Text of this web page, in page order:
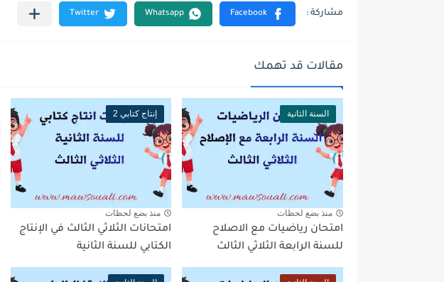
مقالات قد تهمك
السنة الثانية
منذ بضع لحظات
امتحان رياضيات مع الاصلاح
للسنة الرابعة الثلاثي الثالث
إنتاج كتابي 2
منذ بضع لحظات
امتحانات الثلاثي الثالث في الإنتاج
الكتابي للسنة الثانية